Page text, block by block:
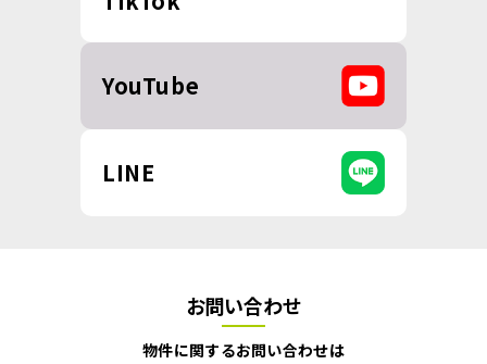
YouTube
LINE
お問い合わせ
物件に関するお問い合わせは